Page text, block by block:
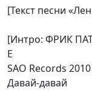
[Текст песни
[Интро: ФРИК
Е
SAO Records 2010
Давай-давай